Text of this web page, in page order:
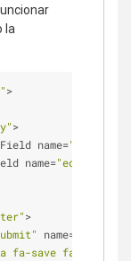
la
>
>
name="nombre"
name="edad"
>
name=
fa-save fa-2x"